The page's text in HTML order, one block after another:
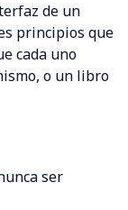
de un
principios que
cada uno
o un libro
ser